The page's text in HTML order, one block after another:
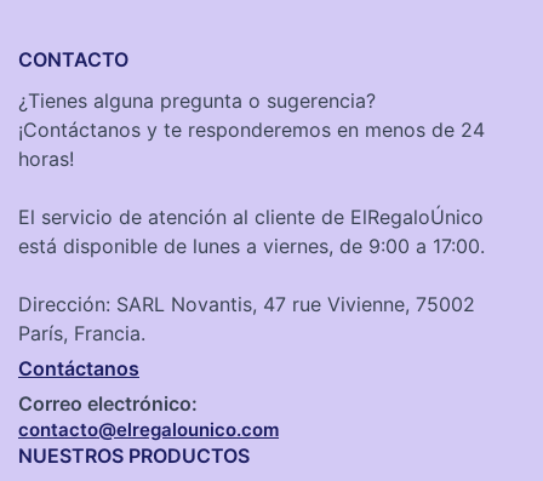
CONTACTO
¿Tienes alguna pregunta o sugerencia?
¡Contáctanos y te responderemos en menos de 24
horas!
El servicio de atención al cliente de ElRegaloÚnico
está disponible de lunes a viernes, de 9:00 a 17:00.
Dirección: SARL Novantis, 47 rue Vivienne, 75002
París, Francia.
Contáctanos
Correo electrónico:
contacto@elregalounico.com
NUESTROS PRODUCTOS